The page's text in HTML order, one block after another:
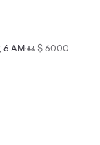
6 AM• $ 6000